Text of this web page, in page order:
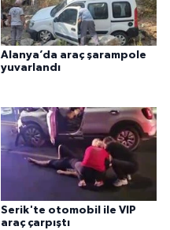
Alanya’da araç şarampole
yuvarlandı
Serik'te otomobil ile VIP
araç çarpıştı